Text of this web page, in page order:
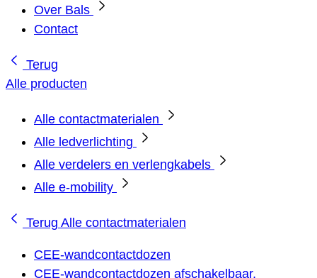
Over Bals
Contact
Terug
Alle producten
Alle contactmaterialen
Alle ledverlichting
Alle verdelers en verlengkabels
Alle e-mobility
Terug Alle contactmaterialen
CEE-wandcontactdozen
CEE-wandcontactdozen afschakelbaar,